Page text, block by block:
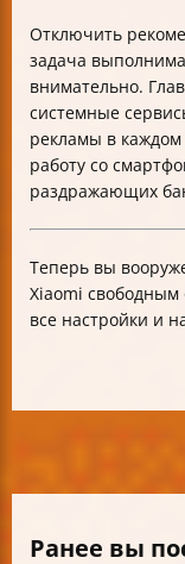
Отключить
задача
внимательно.
системные
рекламы в
работу со
раздражающих
Теперь вы
Xiaomi свободным
все настройки и
Ранее вы